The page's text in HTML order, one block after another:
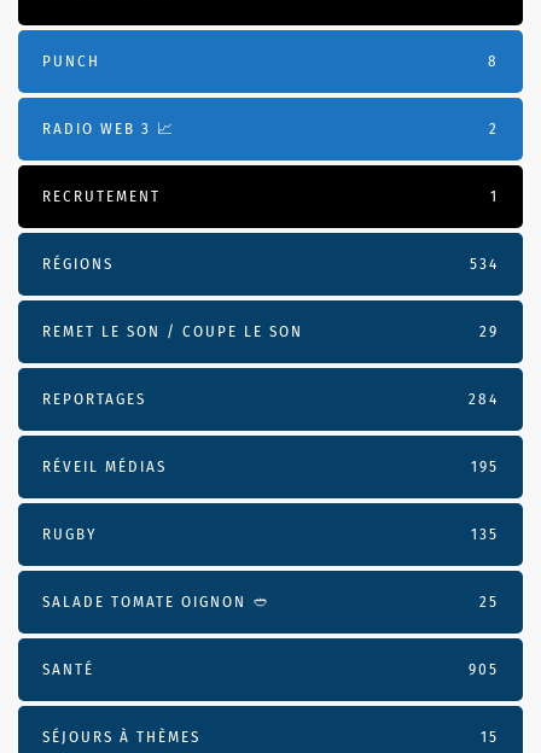
PUNCH 8
RADIO WEB 3 📈 2
RECRUTEMENT 1
RÉGIONS 534
REMET LE SON / COUPE LE SON 29
REPORTAGES 284
RÉVEIL MÉDIAS 195
RUGBY 135
SALADE TOMATE OIGNON 🥙 25
SANTÉ 905
SÉJOURS À THÈMES 15